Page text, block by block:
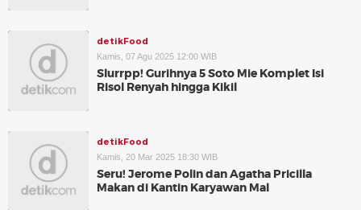
detikFood
Kamis, 07 Agu 2025 12:00 WIB
Slurrpp! Gurihnya 5 Soto Mie Komplet Isi
Risol Renyah hingga Kikil
detikFood
Kamis, 20 Mar 2025 18:30 WIB
Seru! Jerome Polin dan Agatha Pricilla
Makan di Kantin Karyawan Mal